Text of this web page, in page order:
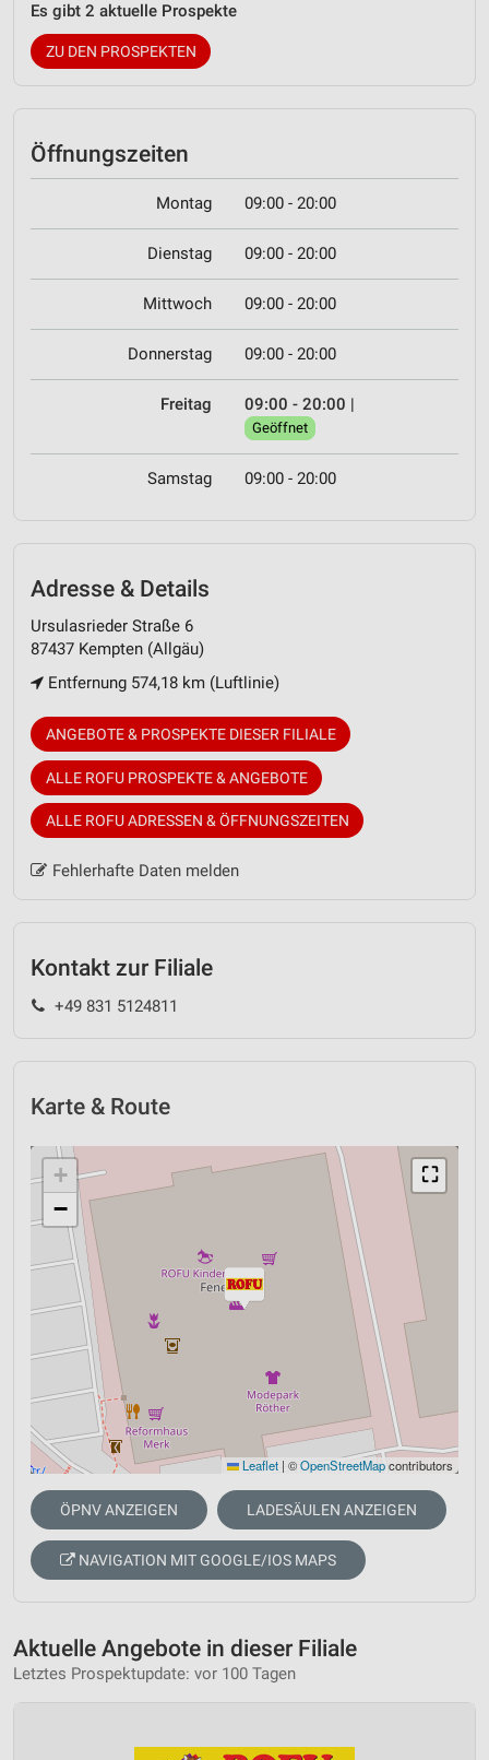
Es gibt 2 aktuelle Prospekte
ZU DEN PROSPEKTEN
Öffnungszeiten
Montag 09:00 - 20:00
Dienstag 09:00 - 20:00
Mittwoch 09:00 - 20:00
Donnerstag 09:00 - 20:00
Freitag 09:00 - 20:00 |
Geöffnet
Samstag 09:00 - 20:00
Adresse & Details
Ursulasrieder Straße 6
87437 Kempten (Allgäu)
Entfernung 574,18 km (Luftlinie)
ANGEBOTE & PROSPEKTE DIESER FILIALE
ALLE ROFU PROSPEKTE & ANGEBOTE
ALLE ROFU ADRESSEN & ÖFFNUNGSZEITEN
Fehlerhafte Daten melden
Kontakt zur Filiale
+49 831 5124811
Karte & Route
⛶
+
−
Leaflet | ©OpenStreetMapcontributors
ÖPNV ANZEIGEN LADESÄULEN ANZEIGEN
NAVIGATION MIT GOOGLE/IOS MAPS
Aktuelle Angebote in dieser Filiale
Letztes Prospektupdate: vor 100 Tagen